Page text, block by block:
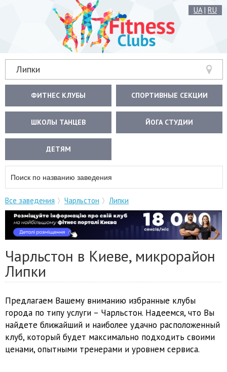
UA| RU
Липки
ФИТНЕС КЛУБЫ СПОРТИВНЫЕ СЕКЦИИ
ШКОЛЫ ТАНЦЕВ ЙОГА СТУДИИ
ДЕТЯМ
Все заведения Чарльстон Липки
Чарльстон в Киеве, микрорайон
Липки
Предлагаем Вашему вниманию избранные клубы
города по типу услуги – Чарльстон. Надеемся, что Вы
найдете ближайший и наиболее удачно расположенный
клуб, который будет максимально подходить своими
ценами, опытными тренерами и уровнем сервиса.